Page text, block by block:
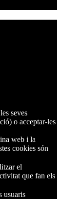
seves
o acceptar-les
web i la
cookies són
el
que fan els
usuaris